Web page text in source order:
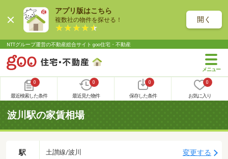
アプリ版はこちら
複数社の物件を探せる！ 開く
NTTグループ運営の不動産総合サイト goo住宅・不動産
0
最近検索した条件
0
最近見た物件
0
保存した条件
0
お気に入り
波川駅の家賃相場
駅 土讃線/波川 変更する